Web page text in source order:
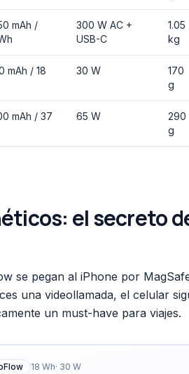
mAh /
300 W AC +
USB-C
1.05
kg
mAh / 18
30 W
170
g
mAh / 37
65 W
290
g
el secreto
se pegan al iPhone por
una videollamada, el celular
un must-have para viajes.
18 Wh· 30 W